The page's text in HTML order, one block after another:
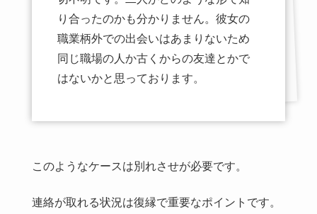
り合ったのかも分かりません。彼女の
職業柄外での出会いはあまりないため
同じ職場の人か古くからの友達とかで
はないかと思っております。
このようなケースは別れさせが必要です。
連絡が取れる状況は復縁で重要なポイントです。